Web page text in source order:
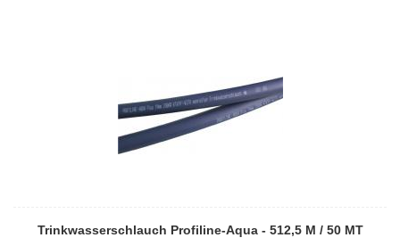
Trinkwasserschlauch Profiline-Aqua - 512,5 M / 50 MT